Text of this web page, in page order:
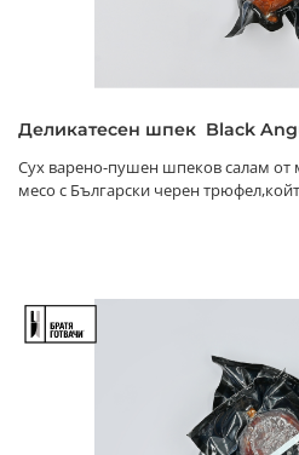
Деликатесен шпек Black
Сух варено-пушен шпеков салам от
месо с Български черен